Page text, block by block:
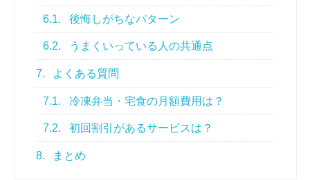
6.1. 後悔しがちなパターン
6.2. うまくいっている人の共通点
7. よくある質問
7.1. 冷凍弁当・宅食の月額費用は？
7.2. 初回割引があるサービスは？
8. まとめ